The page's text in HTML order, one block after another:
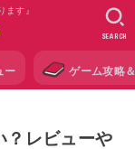
ます』
ー ゲーム攻略
SEARCH
？レビューや